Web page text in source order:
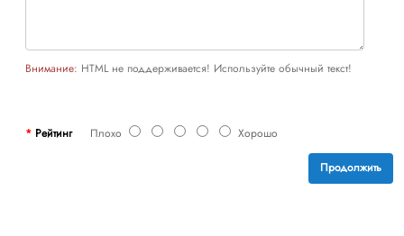
Внимание: HTML не поддерживается! Используйте обычный текст!
РейтингПлохо Хорошо
Продолжить